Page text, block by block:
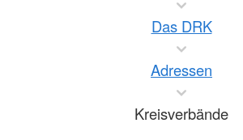
Das DRK
Adressen
Kreisverbände